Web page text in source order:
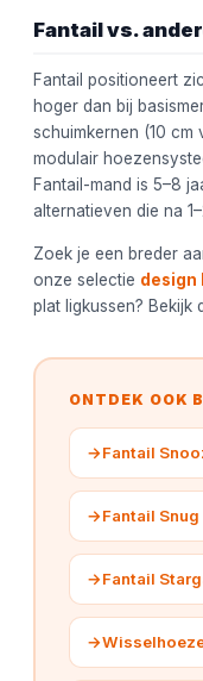
Fantail vs.
Fantail positioneert
hoger dan bij
schuimkernen (10 cm
modulair
Fantail-mand is 5–8
alternatieven die na
Zoek je een breder
onze selectie design
plat ligkussen? Bekijk
ONTDEK OOK
→Fantail
→Fantail Snug
→Fantail
→